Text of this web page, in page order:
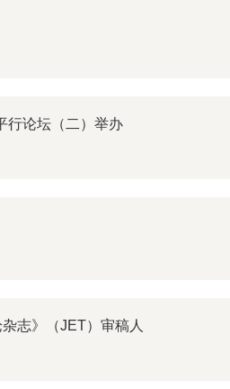
行论坛（二）举办
志》（JET）审稿人